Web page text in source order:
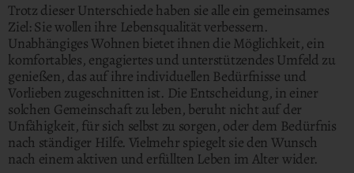
Trotz dieser Unterschiede haben sie alle ein gemeinsames
Ziel: Sie wollen ihre Lebensqualität verbessern.
Unabhängiges Wohnen bietet ihnen die Möglichkeit, ein
komfortables, engagiertes und unterstützendes Umfeld zu
genießen, das auf ihre individuellen Bedürfnisse und
Vorlieben zugeschnitten ist. Die Entscheidung, in einer
solchen Gemeinschaft zu leben, beruht nicht auf der
Unfähigkeit, für sich selbst zu sorgen, oder dem Bedürfnis
nach ständiger Hilfe. Vielmehr spiegelt sie den Wunsch
nach einem aktiven und erfüllten Leben im Alter wider.